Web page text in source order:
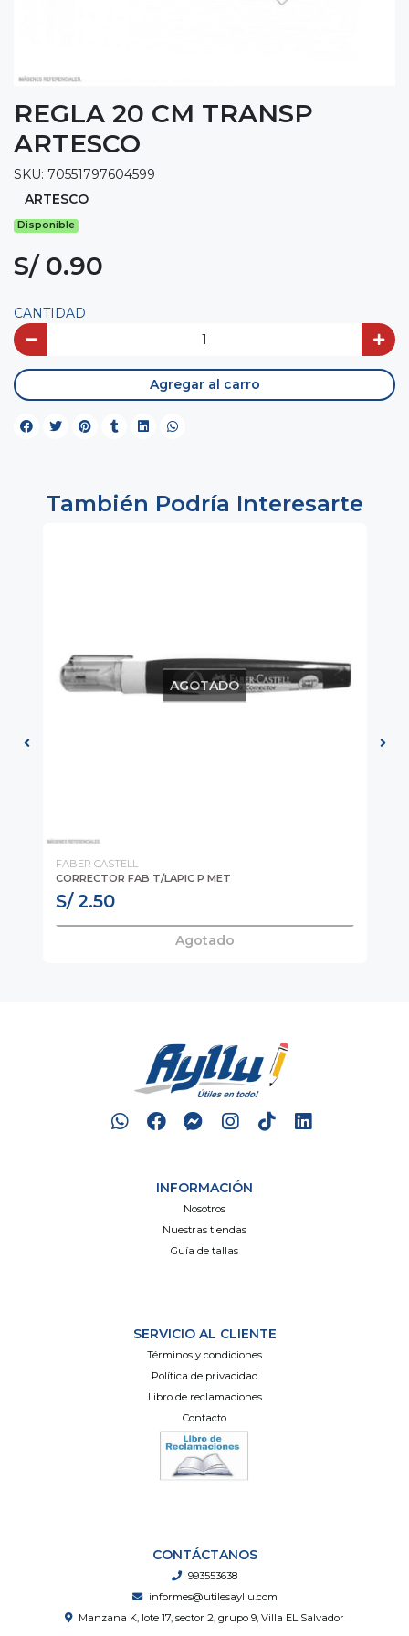
REGLA 20 CM TRANSP
ARTESCO
SKU: 70551797604599
ARTESCO
Disponible
S/ 0.90
CANTIDAD
Agregar al carro
También Podría Interesarte
AGOTADO
FABER CASTELL
CORRECTOR FAB T/LAPIC P MET
S/ 2.50
Agotado
INFORMACIÓN
Nosotros
Nuestras tiendas
Guía de tallas
SERVICIO AL CLIENTE
Términos y condiciones
Política de privacidad
Libro de reclamaciones
Contacto
CONTÁCTANOS
993553638
informes@utilesayllu.com
Manzana K, lote 17, sector 2, grupo 9, Villa EL Salvador